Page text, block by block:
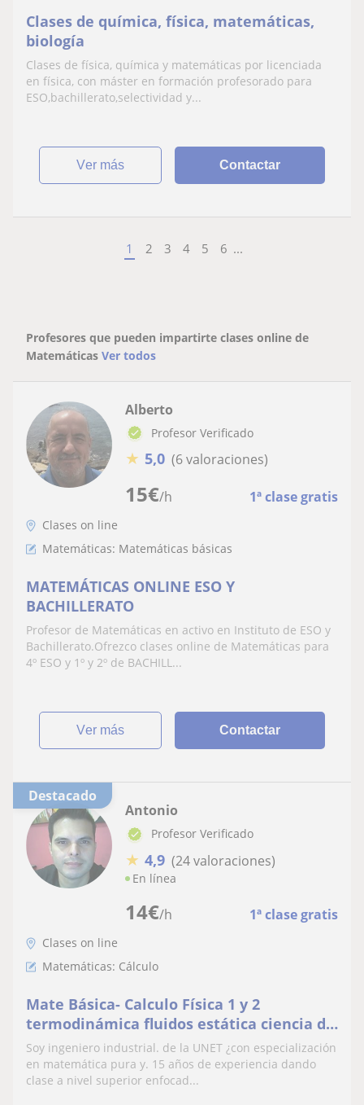
Clases de química, física, matemáticas,
biología
Clases de física, química y matemáticas por licenciada
en física, con máster en formación profesorado para
ESO,bachillerato,selectividad y...
ver más Contactar
1 2 3 4 5 6 ...
Profesores que pueden impartirte clases online de
Matemáticas Ver todos
15€/h 1ª clase gratis
Alberto
Profesor Verificado
★ 5,0 (6 valoraciones)
Clases on line
Matemáticas: Matemáticas básicas
MATEMÁTICAS ONLINE ESO Y
BACHILLERATO
Profesor de Matemáticas en activo en Instituto de ESO y
Bachillerato.Ofrezco clases online de Matemáticas para
4º ESO y 1º y 2º de BACHILL...
ver más Contactar
Destacado
14€/h 1ª clase gratis
Antonio
Profesor Verificado
★ 4,9 (24 valoraciones)
En línea
Clases on line
Matemáticas: Cálculo
Mate Básica- Calculo Física 1 y 2
termodinámica fluidos estática ciencia de
los materiales y mecánica lagrangiana
(cuántica)
Soy ingeniero industrial. de la UNET ¿con especialización
en matemática pura y. 15 años de experiencia dando
clase a nivel superior enfocad...